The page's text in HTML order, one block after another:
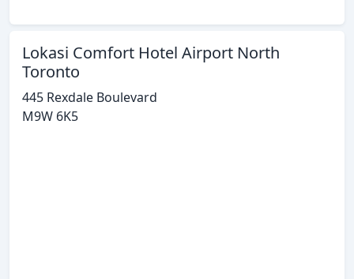
Lokasi Comfort Hotel Airport North
Toronto
445 Rexdale Boulevard
M9W 6K5